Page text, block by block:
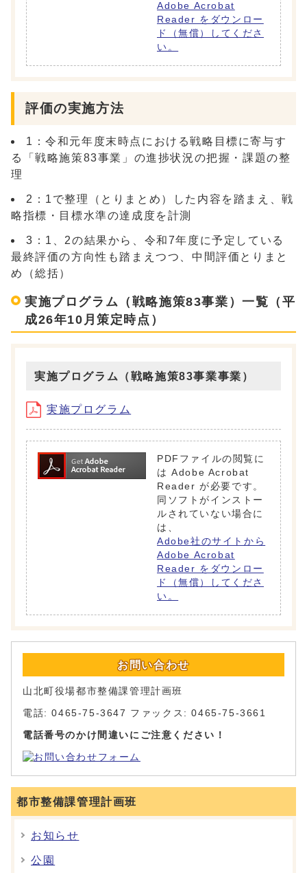
Adobe Acrobat
Reader をダウンロー
ド（無償）してくださ
い。
評価の実施方法
1：令和元年度末時点における戦略目標に寄与す
る「戦略施策83事業」の進捗状況の把握・課題の整
理
2：1で整理（とりまとめ）した内容を踏まえ、戦
略指標・目標水準の達成度を計測
3：1、2の結果から、令和7年度に予定している
最終評価の方向性も踏まえつつ、中間評価とりまと
め（総括）
実施プログラム（戦略施策83事業）一覧（平
成26年10月策定時点）
実施プログラム（戦略施策83事業事業）
実施プログラム
PDFファイルの閲覧に
は Adobe Acrobat
Reader が必要です。
同ソフトがインストー
ルされていない場合に
は、
Adobe社のサイトから
Adobe Acrobat
Reader をダウンロー
ド（無償）してくださ
い。
お問い合わせ
山北町役場都市整備課管理計画班
電話: 0465-75-3647 ファックス: 0465-75-3661
電話番号のかけ間違いにご注意ください！
都市整備課管理計画班
お知らせ
公園